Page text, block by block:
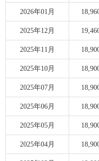
2026年01月
2025年12月
2025年11月
2025年10月
2025年07月
2025年06月
2025年05月
2025年04月